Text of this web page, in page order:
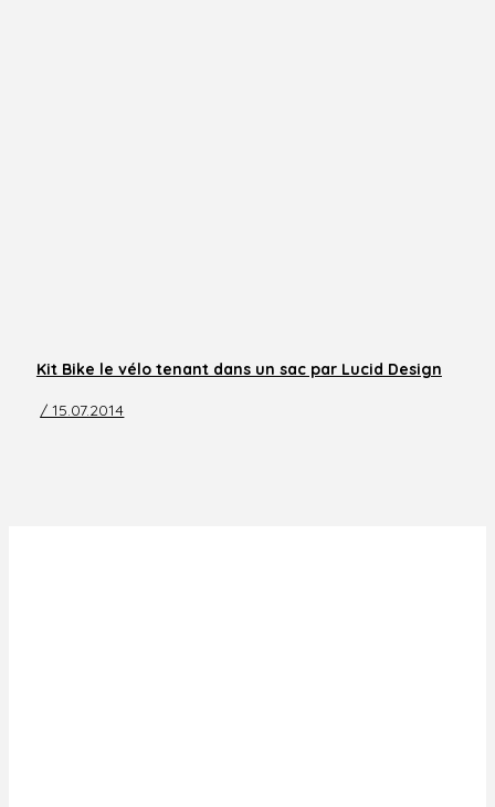
Kit Bike le vélo tenant dans un sac par Lucid Design
/ 15.07.2014